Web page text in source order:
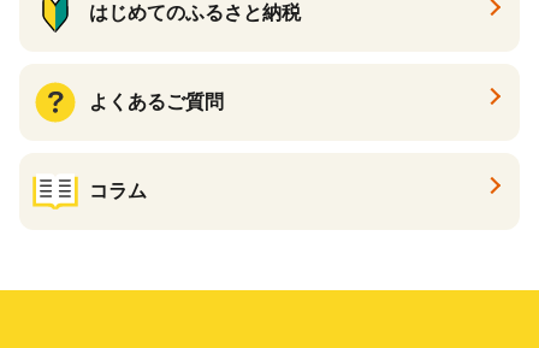
はじめてのふるさと納税
よくあるご質問
コラム